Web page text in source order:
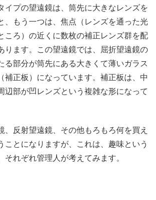
イプの望遠鏡は、筒先に大きなレンズを
、もう一つは、焦点（レンズを通った光
ころ）の近くに数枚の補正レンズ群を配
ります。この望遠鏡では、屈折望遠鏡の
る部分が筒先にある大きくて薄いガラス
補正板）になっています。補正板は、中
辺部が凹レンズという複雑な形になって
、反射望遠鏡、その他もろもろ何を買え
ことになりますが、これは、趣味という
それぞれ管理人が考えてみます。